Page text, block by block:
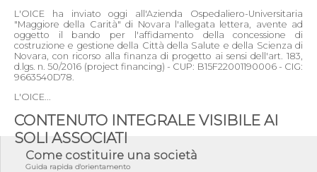
L'OICE ha inviato oggi all'Azienda Ospedaliero-Universitaria
"Maggiore della Carità" di Novara l'allegata lettera, avente ad
oggetto il bando per l'affidamento della concessione di
costruzione e gestione della Città della Salute e della Scienza di
Novara, con ricorso alla finanza di progetto ai sensi dell'art. 183,
d.lgs. n. 50/2016 (project financing) - CUP: B15F22001190006 - CIG:
9663540D78.
L'OICE...
CONTENUTO INTEGRALE VISIBILE AI
SOLI ASSOCIATI
Come costituire una società
Guida rapida d'orientamento